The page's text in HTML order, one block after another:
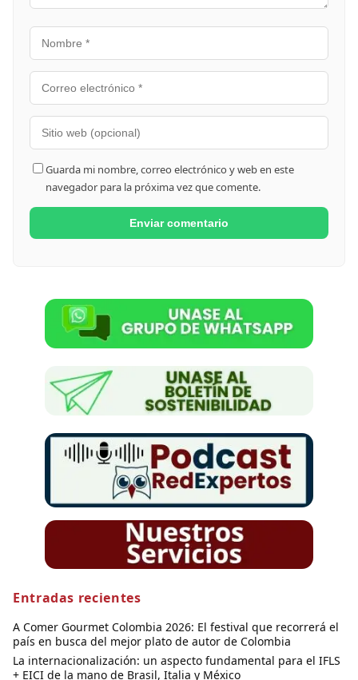
Guarda mi nombre, correo electrónico y web en este
navegador para la próxima vez que comente.
Entradas recientes
A Comer Gourmet Colombia 2026: El festival que recorrerá el
país en busca del mejor plato de autor de Colombia
La internacionalización: un aspecto fundamental para el IFLS
+ EICI de la mano de Brasil, Italia y México